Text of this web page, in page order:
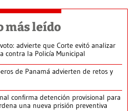
más leído
advierte que Corte evitó analizar
contra la Policía Municipal
de Panamá advierten de retos y
confirma detención provisional para
una nueva prisión preventiva